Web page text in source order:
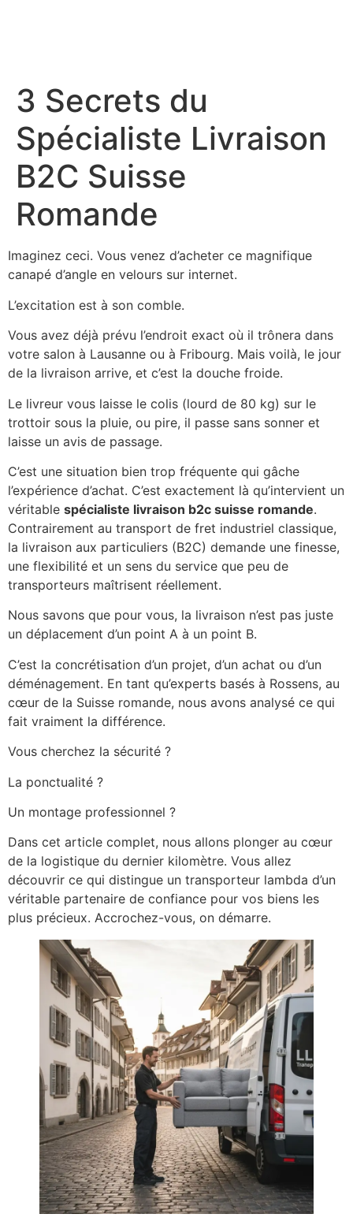
3 Secrets du
Spécialiste Livraison
B2C Suisse
Romande
Imaginez ceci. Vous venez d’acheter ce magnifique
canapé d’angle en velours sur internet.
L’excitation est à son comble.
Vous avez déjà prévu l’endroit exact où il trônera dans
votre salon à Lausanne ou à Fribourg. Mais voilà, le jour
de la livraison arrive, et c’est la douche froide.
Le livreur vous laisse le colis (lourd de 80 kg) sur le
trottoir sous la pluie, ou pire, il passe sans sonner et
laisse un avis de passage.
C’est une situation bien trop fréquente qui gâche
l’expérience d’achat. C’est exactement là qu’intervient un
véritable spécialiste livraison b2c suisse romande.
Contrairement au transport de fret industriel classique,
la livraison aux particuliers (B2C) demande une finesse,
une flexibilité et un sens du service que peu de
transporteurs maîtrisent réellement.
Nous savons que pour vous, la livraison n’est pas juste
un déplacement d’un point A à un point B.
C’est la concrétisation d’un projet, d’un achat ou d’un
déménagement. En tant qu’experts basés à Rossens, au
cœur de la Suisse romande, nous avons analysé ce qui
fait vraiment la différence.
Vous cherchez la sécurité ?
La ponctualité ?
Un montage professionnel ?
Dans cet article complet, nous allons plonger au cœur
de la logistique du dernier kilomètre. Vous allez
découvrir ce qui distingue un transporteur lambda d’un
véritable partenaire de confiance pour vos biens les
plus précieux. Accrochez-vous, on démarre.